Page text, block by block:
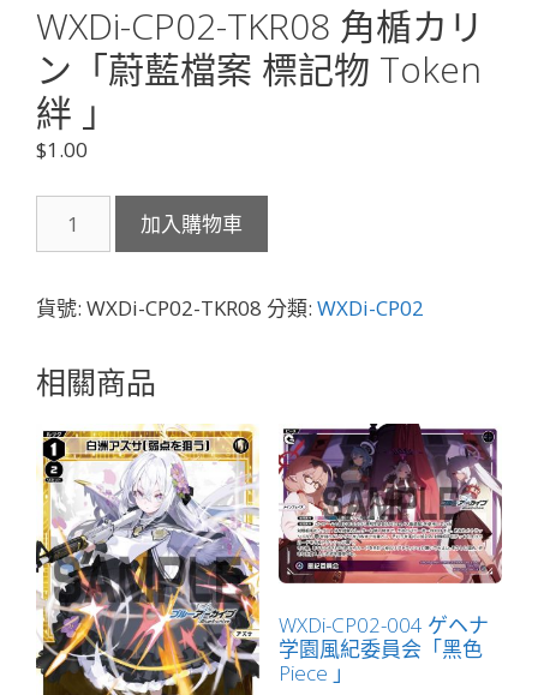
WXDi-CP02-TKR08 角楯カリ
ン「蔚藍檔案 標記物 Token
絆 」
$1.00
CP02-
角
リ
「蔚
藍
檔
案
標
記
物
Token
絆
加入購物車
貨號: WXDi-CP02-TKR08 分類: WXDi-CP02
相關商品
WXDi-CP02-004 ゲヘナ
学園風紀委員会「黑色
Piece 」